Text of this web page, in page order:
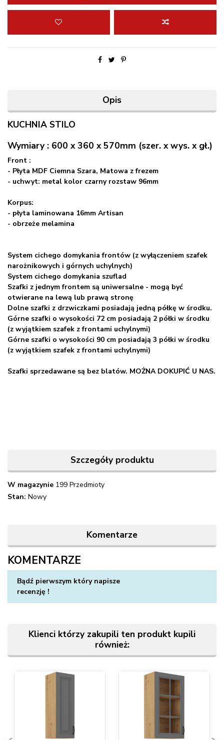
Opis
KUCHNIA STILO
Wymiary : 600 x 360 x 570mm (szer. x wys. x gł.)
Front :
- Płyta MDF Ciemna Szara, Matowa z frezem
- uchwyt: metal kolor czarny rozstaw 96mm
Korpus:
- płyta laminowana 16mm Artisan
- obrzeże melamina
System cichego domykania frontów (z wyłączeniem szafek
narożnikowych i górnych uchylnych)
System cichego domykania szuflad
Szafki z jednym frontem są uniwersalne - mogą być
otwierane na lewą lub prawą stronę
Dolne szafki z drzwiczkami posiadają jedną półkę w środku.
Górne szafki o wysokości 72 cm posiadają 2 półki w środku
(z wyjątkiem szafek z frontami uchylnymi)
Górne szafki o wysokości 90 cm posiadają 3 półki w środku
(z wyjątkiem szafek z frontami uchylnymi)
Szafki sprzedawane są bez blatów. MOŻNA DOKUPIĆ U NAS.
Szczegóły produktu
W magazynie 199 Przedmioty
Stan: Nowy
Komentarze
KOMENTARZE
Bądź pierwszym który napisze
recenzję !
Klienci którzy zakupili ten produkt kupili
również: